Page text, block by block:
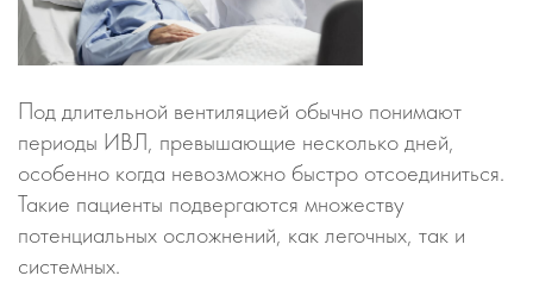
Под длительной вентиляцией обычно понимают
периоды ИВЛ, превышающие несколько дней,
особенно когда невозможно быстро отсоединиться.
Такие пациенты подвергаются множеству
потенциальных осложнений, как легочных, так и
системных.